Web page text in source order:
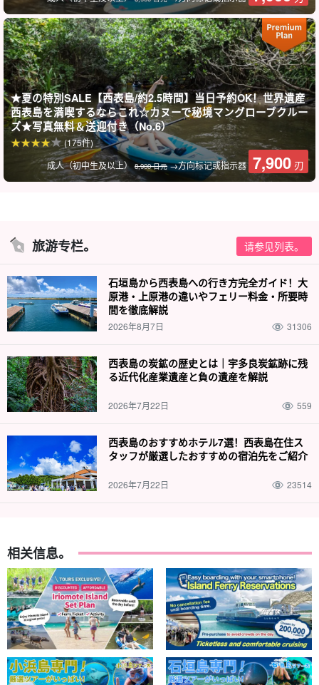
★夏の特別SALE【西表島/約2.5時間】当日予約OK！世界遺産
西表島を満喫するならこれ☆カヌーで秘境マングローブクルー
ズ★写真無料＆送迎付き（No.6）
成人（初中生及以上） 8,900 日元→方向标记或指示器 7,900 刃
(175件)
旅游专栏。 请参见列表。
石垣島から西表島への行き方完全ガイド！大
原港・上原港の違いやフェリー料金・所要時
間を徹底解説
2026年8月7日 31306
西表島の炭鉱の歴史とは｜宇多良炭鉱跡に残
る近代化産業遺産と負の遺産を解説
2026年7月22日 559
西表島のおすすめホテル7選！西表島在住ス
タッフが厳選したおすすめの宿泊先をご紹介
2026年7月22日 23514
相关信息。